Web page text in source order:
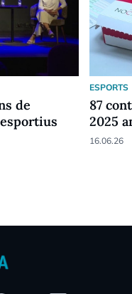
de
ESPORTS
87
2025
16.06.26